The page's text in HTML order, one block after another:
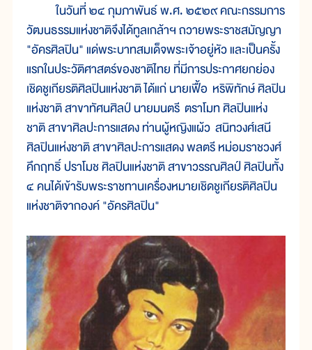
ในวันที่ ๒๔ กุมภาพันธ์ พ.ศ. ๒๕๒๙ คณะกรรมการ
วัฒนธรรมแห่งชาติจึงได้ทูลเกล้าฯ ถวายพระราชสมัญญา
"อัครศิลปิน" แด่พระบาทสมเด็จพระเจ้าอยู่หัว และเป็นครั้ง
แรกในประวัติศาสตร์ของชาติไทย ที่มีการประกาศยกย่อง
เชิดชูเกียรติศิลปินแห่งชาติ ได้แก่ นายเฟื้อ หริพิทักษ์ ศิลปิน
แห่งชาติ สาขาทัศนศิลป์ นายมนตรี ตราโมท ศิลปินแห่ง
ชาติ สาขาศิลปะการแสดง ท่านผู้หญิงแผ้ว สนิทวงศ์เสนี
ศิลปินแห่งชาติ สาขาศิลปะการแสดง พลตรี หม่อมราชวงศ์
คึกฤทธิ์ ปราโมช ศิลปินแห่งชาติ สาขาวรรณศิลป์ ศิลปินทั้ง
๔ คนได้เข้ารับพระราชทานเครื่องหมายเชิดชูเกียรติศิลปิน
แห่งชาติจากองค์ "อัครศิลปิน"